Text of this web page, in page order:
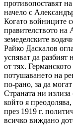
противопоставят
начело с
Когато войниците
правителството на
земеделските
Райко Даскалов
успяват да
от тях.
потушаването на
по-рано, за да
Страната ни излиза
който я
през 1919 г.
всичко виждано